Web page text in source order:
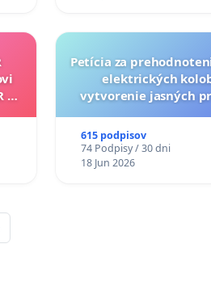
Petícia za
elektrických
vytvorenie jasných
615 podpisov
74 Podpisy / 30 dni
18 Jun 2026